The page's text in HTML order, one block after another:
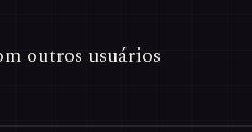
outros usuários